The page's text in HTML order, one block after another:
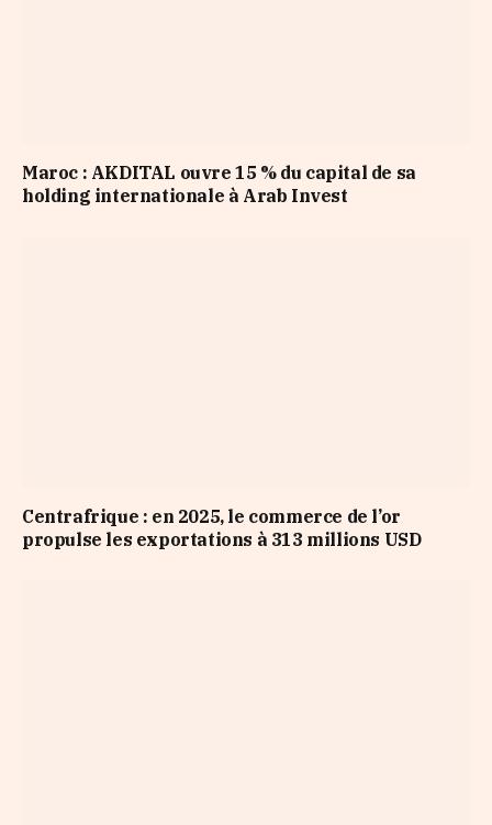
Maroc : AKDITAL ouvre 15 % du capital de sa
holding internationale à Arab Invest
Centrafrique : en 2025, le commerce de l’or
propulse les exportations à 313 millions USD